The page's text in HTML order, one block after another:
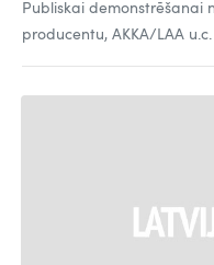
Publiskai demonstrēšanai
producentu, AKKA/LAA